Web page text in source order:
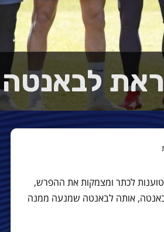
לבאנטה
הראשיות שטוענות לכתר ומצמקות את ההפרש,
אותה לבאנטה שמנעה ממנה